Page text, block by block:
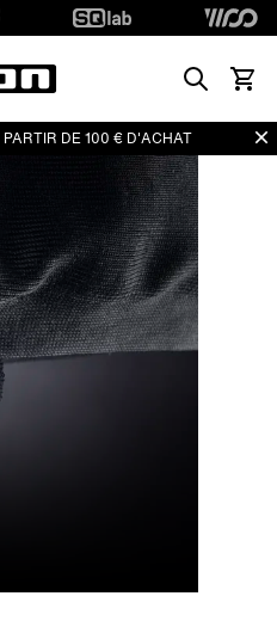
Search
Voir
DE 100 € D'ACHAT